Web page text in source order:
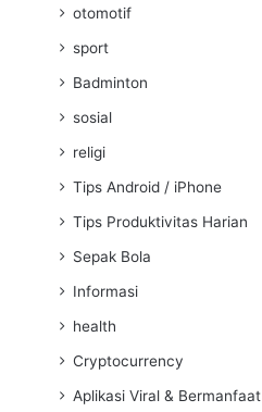
otomotif
sport
Badminton
sosial
religi
Tips Android / iPhone
Tips Produktivitas Harian
Sepak Bola
Informasi
health
Cryptocurrency
Aplikasi Viral & Bermanfaat